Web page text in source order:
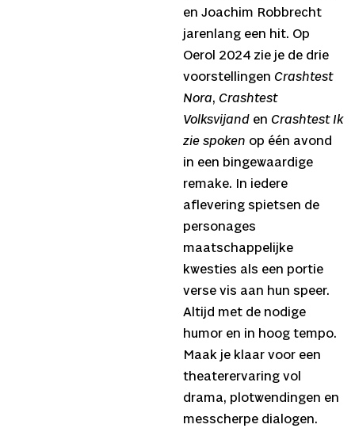
en Joachim Robbrecht
jarenlang een hit. Op
Oerol 2024 zie je de drie
voorstellingen Crashtest
Nora, Crashtest
Volksvijand en Crashtest Ik
zie spoken op één avond
in een bingewaardige
remake. In iedere
aflevering spietsen de
personages
maatschappelijke
kwesties als een portie
verse vis aan hun speer.
Altijd met de nodige
humor en in hoog tempo.
Maak je klaar voor een
theaterervaring vol
drama, plotwendingen en
messcherpe dialogen.